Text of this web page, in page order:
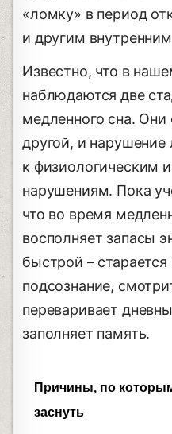
«ломку» в период
и другим
Известно, что в
наблюдаются две
медленного сна. Они
другой, и
к физиологическим
нарушениям. Пока
что во время
восполняет запасы
быстрой –
подсознание,
переваривает
заполняет память.
Причины, по
заснуть